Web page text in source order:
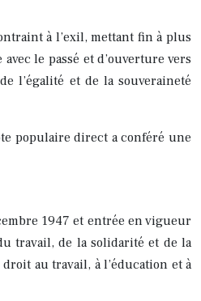
à l’exil, mettant fin à plus
le passé et d’ouverture vers
l’égalité et de la souveraineté
populaire direct a conféré une
1947 et entrée en vigueur
travail, de la solidarité et de la
au travail, à l’éducation et à